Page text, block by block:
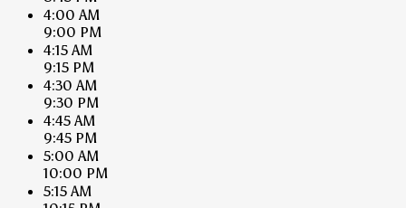
4:00 AM
9:00 PM
4:15 AM
9:15 PM
4:30 AM
9:30 PM
4:45 AM
9:45 PM
5:00 AM
10:00 PM
5:15 AM